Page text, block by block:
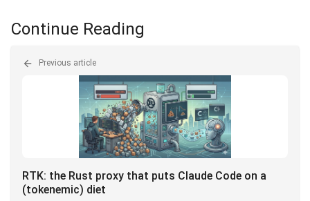
Continue Reading
Previous article
RTK: the Rust proxy that puts Claude Code on a
(tokenemic) diet